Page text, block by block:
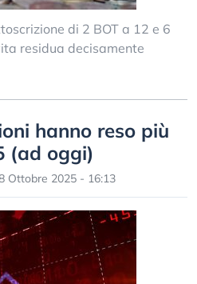
di 2 BOT a 12 e 6
residua decisamente
hanno reso più
(ad oggi)
Ottobre 2025 - 16:13